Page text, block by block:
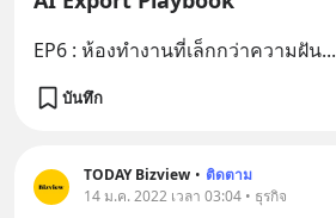
EP6 : ห้องทำงานที่เล็กกว่าความฝัน...
บันทึก
TODAY Bizview • ติดตาม
14 ม.ค. 2022 เวลา 03:04 • ธุรกิจ